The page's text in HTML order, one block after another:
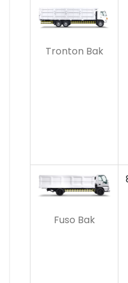
Tronton Bak
Fuso Bak